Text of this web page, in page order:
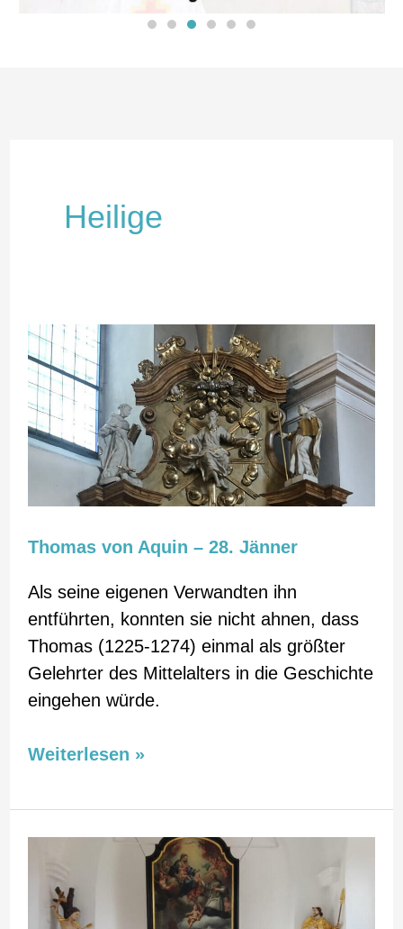
Heilige
Thomas von Aquin – 28. Jänner
Als seine eigenen Verwandten ihn
entführten, konnten sie nicht ahnen, dass
Thomas (1225-1274) einmal als größter
Gelehrter des Mittelalters in die Geschichte
eingehen würde.
Thomas
von
Aquin
–
28.
Jänner
Weiterlesen »
Sebastian